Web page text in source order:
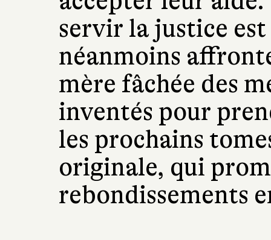
servir la justice
néanmoins
mère fâchée des
inventés pour
les prochains
originale, qui
rebondissements